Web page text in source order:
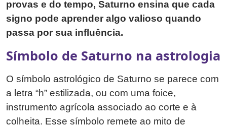
provas e do tempo, Saturno ensina que cada
signo pode aprender algo valioso quando
passa por sua influência.
Símbolo de Saturno na astrologia
O símbolo astrológico de Saturno se parece com
a letra “h” estilizada, ou com uma foice,
instrumento agrícola associado ao corte e à
colheita. Esse símbolo remete ao mito de